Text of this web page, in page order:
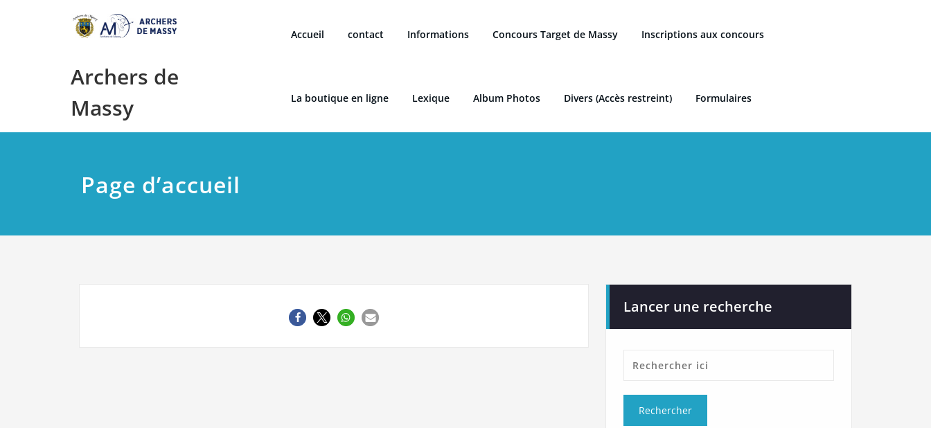
Archers de
Massy
Accueil contact Informations Concours Target de Massy Inscriptions aux concours
La boutique en ligne Lexique Album Photos Divers (Accès restreint) Formulaires
Page d’accueil
Lancer une recherche